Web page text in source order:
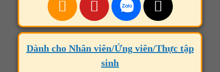
Dành cho Nhân viên/Ứng viên/Thực tập
sinh